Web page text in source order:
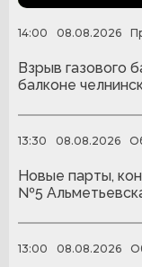
14:00 08.08.2026
Взрыв газового
балконе
13:30 08.08.2026
Новые парты,
№5
13:00 08.08.2026